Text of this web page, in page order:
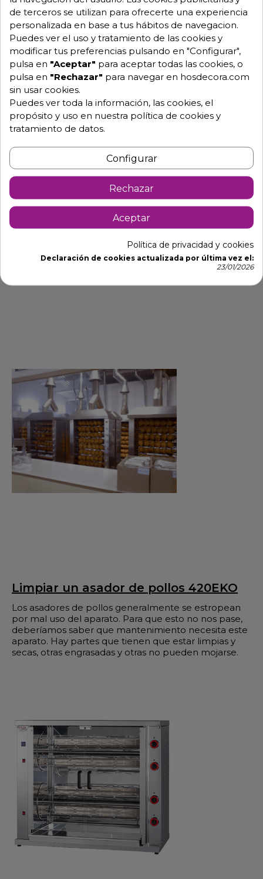
Potencia: 24.000 Kcal/h - 28 KW
Consumos: Butano 50Mbar 1,25 - Propano 50Mbar
1,20 - Gas natural 18Mbar 1,90.
Dotación de pinchos: 3 pinchos centrales y 2 laterales
Chapa entre quemadores extraíble
NOTA: Para asar un pollo de 1,2 kgs.
necesitaríamos 1 hora 30 minutos
aproximadamente.
Textos relacionados:
Que debemos saber para instalar un
Asador de Pollos.
Cada vez son más las personas que montan un
negocio de asador de pollos, y nosotros creemos,
que es muy importante estudiar y planificar todo,
prestar atención a detalles que no consideramos
importantes y utilizar nuestro sentido común en cada
paso que demos. Estas sencillas claves nos ayudarán
Limpiar un asador de pollos 420EKO
Los asadores de pollos generalmente se estropean
por mal uso del aparato. Para que esto no nos pase,
deberíamos saber que mantenimiento necesita este
aparato. Hay partes que tienen que estar limpias y
secas, otras engrasadas y otras no pueden mojarse.
de terceros se utilizan para ofrecerte una experiencia
personalizada en base a tus hábitos de navegacion.
Puedes ver el uso y tratamiento de las cookies y
modificar tus preferencias pulsando en "Configurar",
pulsa en "Aceptar" para aceptar todas las cookies, o
pulsa en "Rechazar" para navegar en hosdecora.com
sin usar cookies.
Puedes ver toda la información, las cookies, el
propósito y uso en nuestra política de cookies y
tratamiento de datos.
Configurar
Rechazar
Aceptar
Política de privacidad y cookies
Declaración de cookies actualizada por última vez el:
23/01/2026